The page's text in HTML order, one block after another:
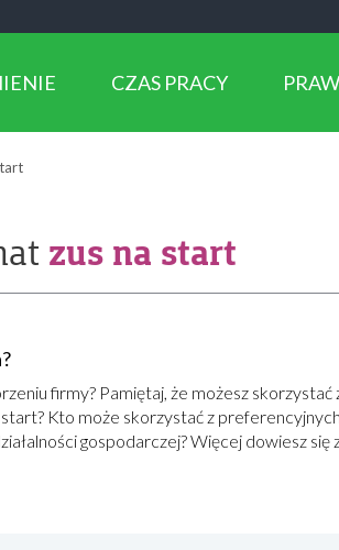
CZAS PRACY
zus na start
firmy? Pamiętaj, że możesz skorzystać
start? Kto może skorzystać z
gospodarczej? Więcej dowiesz się